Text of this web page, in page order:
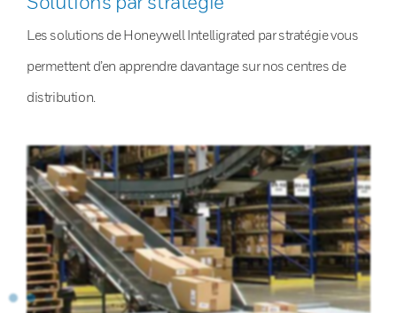
Les solutions de Honeywell Intelligrated par stratégie vous
permettent d’en apprendre davantage sur nos centres de
distribution.